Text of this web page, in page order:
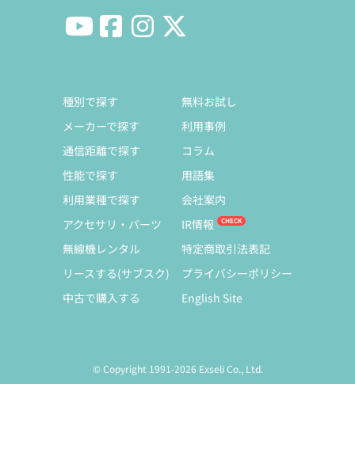
種別で探す
メーカーで探す
通信距離で探す
性能で探す
利用業種で探す
アクセサリ・パーツ
無線機レンタル
リースする(サブスク)
中古で購入する
無料お試し
利用事例
コラム
用語集
会社案内
IR情報
特定商取引法表記
プライバシーポリシー
English Site
© Copyright 1991-2026 Exseli Co., Ltd.